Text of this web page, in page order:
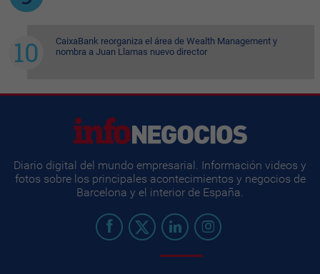
CaixaBank reorganiza el área de Wealth Management y
nombra a Juan Llamas nuevo director
Diario digital del mundo empresarial. Información videos y
fotos sobre los principales acontecimientos y negocios de
Barcelona y el interior de España.